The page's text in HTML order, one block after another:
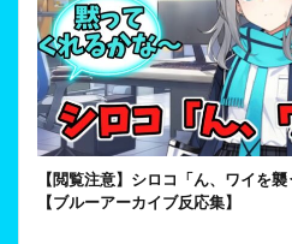
【閲覧注意】シロコ「ん、ワイを
【ブルーアーカイブ反応集】